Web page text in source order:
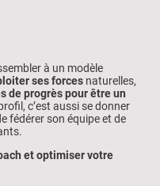
à un modèle
ses forces naturelles,
de progrès pour être un
c’est aussi se donner
fédérer son équipe et de
et optimiser votre